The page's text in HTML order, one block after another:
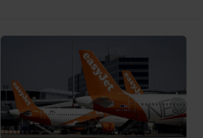
enkel vat Saudische olie is
geïmporteerd in de VS.